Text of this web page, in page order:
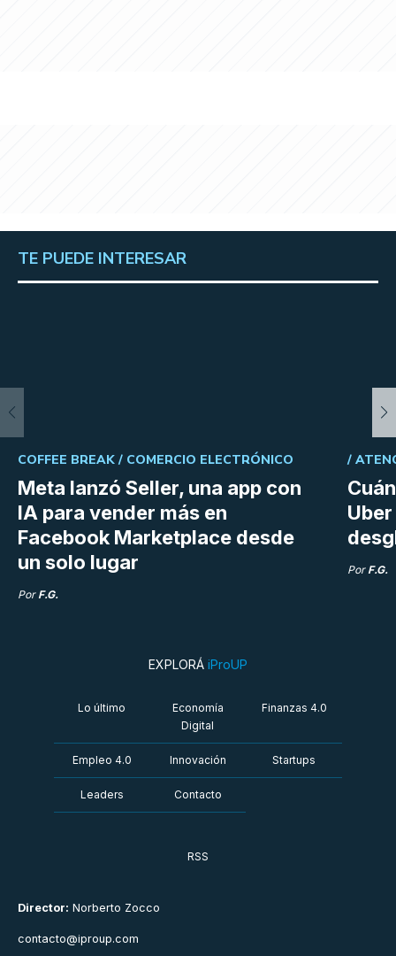
TE PUEDE INTERESAR
Meta lanzó Seller, una app con
IA para vender más en
Facebook Marketplace desde
un solo lugar
COFFEE BREAK / COMERCIO ELECTRÓNICO
Por F.G.
/
Por F.G.
Director: Norberto Zocco
contacto@iproup.com
EXPLORÁ iProUP
Lo último
Economía
Digital
Finanzas 4.0
Empleo 4.0 Innovación Startups
Leaders Contacto
RSS